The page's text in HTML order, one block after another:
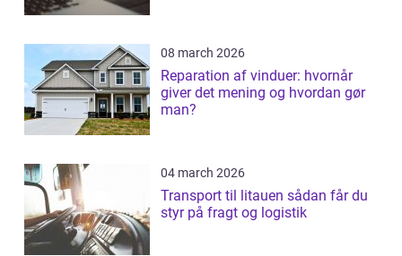
08 march 2026
Reparation af vinduer: hvornår
giver det mening og hvordan gør
man?
04 march 2026
Transport til litauen sådan får du
styr på fragt og logistik